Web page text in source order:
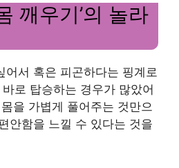
깨우기’의 놀라
어서 혹은 피곤하다는 핑계로
로 탑승하는 경우가 많았어
을 가볍게 풀어주는 것만으
안함을 느낄 수 있다는 것을